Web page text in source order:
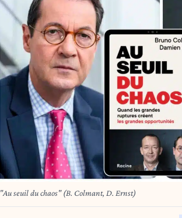
"Au seuil du chaos" (B. Colmant, D. Ernst)